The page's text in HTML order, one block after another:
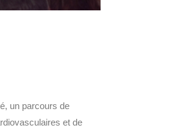
un parcours de
et de